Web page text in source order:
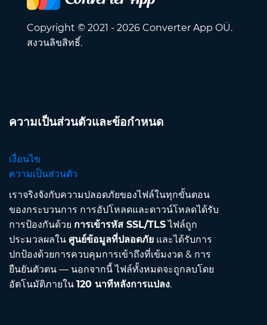
Copyright © 2021 - 2026 Converter App OÜ.
สงวนลิขสิทธิ์.
ความเป็นส่วนตัวและข้อกำหนด
เงื่อนไข
ความเป็นส่วนตัว
เราจริงจังกับความปลอดภัยของไฟล์ในทุกขั้นตอน
ของกระบวนการ การอัปโหลดและดาวน์โหลดได้รับ
การป้องกันด้วย การเข้ารหัส SSL/TLSไฟล์ถูก
ประมวลผลใน ศูนย์ข้อมูลที่ปลอดภัย และได้รับการ
ปกป้องด้วยการควบคุมการเข้าถึงที่เข้มงวด & การ
ยืนยันตัวตน — นอกจากนี้ ไฟล์ทั้งหมดจะถูกลบโดย
อัตโนมัติภายใน 120 นาทีหลังการแปลง.